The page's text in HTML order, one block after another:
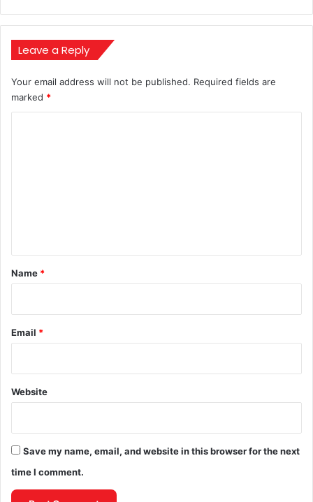
Leave a Reply
Your email address will not be published. Required fields are
marked *
*
Name *
Email *
Website
Save my name, email, and website in this browser for the next
time I comment.